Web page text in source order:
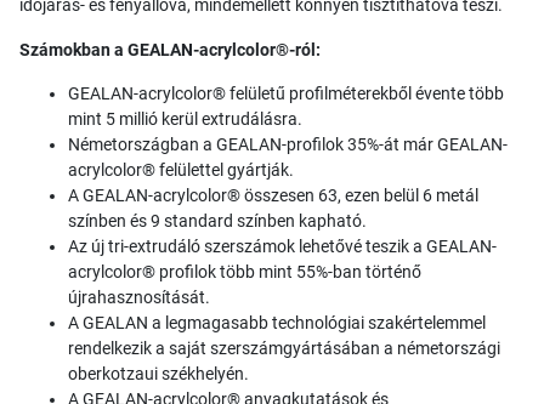
időjárás- és fényállóvá, mindemellett könnyen tisztíthatóvá teszi.
Számokban a GEALAN-acrylcolor®-ról:
GEALAN-acrylcolor® felületű profilméterekből évente több
mint 5 millió kerül extrudálásra.
Németországban a GEALAN-profilok 35%-át már GEALAN-
acrylcolor® felülettel gyártják.
A GEALAN-acrylcolor® összesen 63, ezen belül 6 metál
színben és 9 standard színben kapható.
Az új tri-extrudáló szerszámok lehetővé teszik a GEALAN-
acrylcolor® profilok több mint 55%-ban történő
újrahasznosítását.
A GEALAN a legmagasabb technológiai szakértelemmel
rendelkezik a saját szerszámgyártásában a németországi
oberkotzaui székhelyén.
A GEALAN-acrylcolor® anyagkutatások és